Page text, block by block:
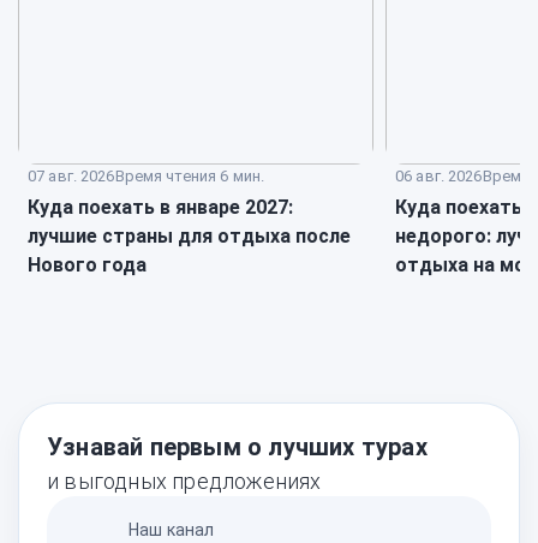
07 авг. 2026Время чтения 6 мин.
Куда поехать в январе 2027:
лучшие страны для отдыха после
Нового года
06 авг. 2026Время
Куда поехать
недорого:
отдыха на
Узнавай первым о лучших турах
и выгодных предложениях
Наш канал